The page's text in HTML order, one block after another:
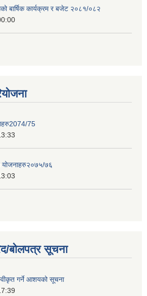
बार्षिक कार्यक्रम र बजेट २०८१/०८२
75
योजनाहरु२०७५/७६
बोलपत्र सूचना
गर्ने आशयको सूचना